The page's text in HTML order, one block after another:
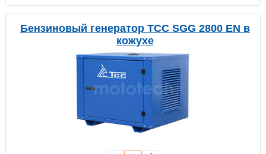
Бензиновый генератор ТСС SGG 2800 EN в
кожухе